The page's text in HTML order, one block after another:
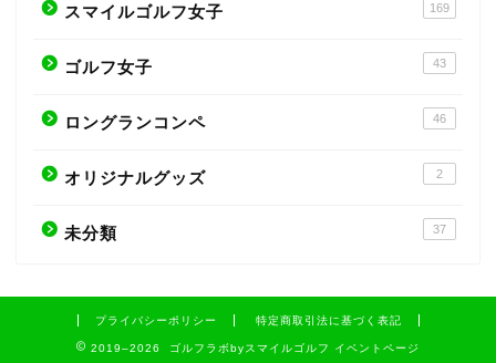
スマイルゴルフ女子 169
ゴルフ女子 43
ロングランコンペ 46
オリジナルグッズ 2
未分類 37
プライバシーポリシー 特定商取引法に基づく表記
2019–2026 ゴルフラボbyスマイルゴルフ イベントページ